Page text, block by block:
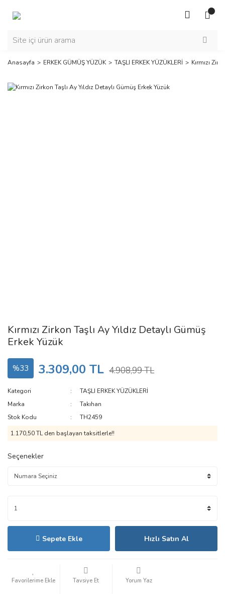
Anasayfa ERKEK GÜMÜŞ YÜZÜK TAŞLI ERKEK YÜZÜKLERİ Kırmızı
Kırmızı Zirkon Taşlı Ay Yıldız Detaylı Gümüş
Erkek Yüzük
%33 3.309,00 TL 4.908,99 TL
Kategori
TAŞLI ERKEK YÜZÜKLERİ
Marka
Takıhan
Stok Kodu
TH2459
1.170,50 TL den başlayan taksitlerle!!
Seçenekler
Sepete Ekle Hızlı Satın Al
Tavsiye Et Yorum Yaz